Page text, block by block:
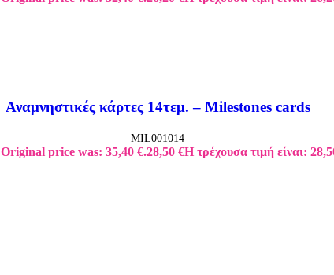
Αναμνηστικές κάρτες 14τεμ. – Milestones cards
MIL001014
Original price was: 35,40 €.28,50 €Η τρέχουσα τιμή είναι: